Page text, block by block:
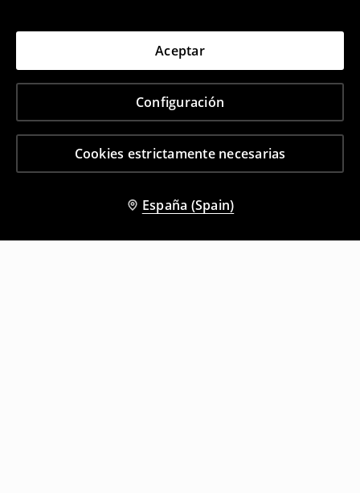
Cookies estrictamente necesarias
Configuración
Aceptar
España (Spain)